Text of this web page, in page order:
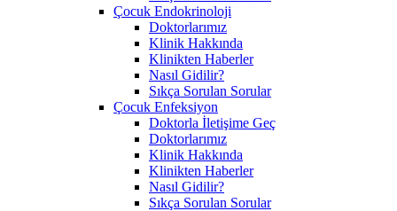
Çocuk Endokrinoloji
Doktorlarımız
Klinik Hakkında
Klinikten Haberler
Nasıl Gidilir?
Sıkça Sorulan Sorular
Çocuk Enfeksiyon
Doktorla İletişime Geç
Doktorlarımız
Klinik Hakkında
Klinikten Haberler
Nasıl Gidilir?
Sıkça Sorulan Sorular